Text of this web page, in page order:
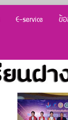
E-service ข้